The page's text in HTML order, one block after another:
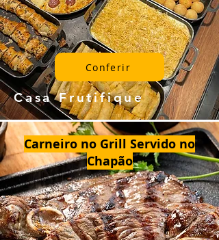
Conferir
Casa Frutifique
Carneiro no Grill Servido no
Chapão